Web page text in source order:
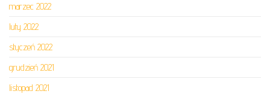
marzec 2022
luty 2022
styczeń 2022
grudzień 2021
listopad 2021